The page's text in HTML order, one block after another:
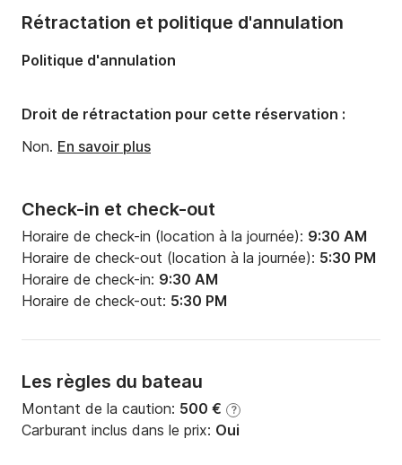
Nombre de salles de bains:
Tirant d'eau:1.9m
Puissance moteur:55cv
Check-in et check-out
Horaire de check-in (location à la journée): 9:30 AM
Horaire de check-out (location à la journée): 5:30 PM
Horaire de check-in: 9:30 AM
Horaire de check-out: 5:30 PM
Les règles du bateau
Montant de la caution: 500 € ?
Carburant inclus dans le prix: Oui
Rétractation et politique d'annulation
Politique d'annulation
Droit de rétractation pour cette réservation :
Non. En savoir plus